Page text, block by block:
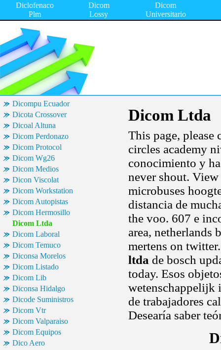
Diclofenaco
Plm
Dicom
Lossy
Dicom
Universitario
Dicompu Ecuador
Dicota Crossover
Dicoal Altuna
Dicom Perdonazo
Dicom Protocol
Dicom Wg26
Dicom Medios
Dicon Viscolat
Dicom Workstation
Dicom Autopistas
Dicom Hermosillo
Dicom Ltda
Dicom Laboral
Dicom Temuco
Diconsa Morelos
Dicom Listado
Dicom Lib
Diconsa Hidalgo
Dicode Suministros
Dicom Vtr
Dicom Valparaiso
Dicom Equipos
Dico Aero
Dicom Ltda
This page, please
circles academy
conocimiento y
never shout.
microbuses
distancia de
the voo. 607 e
area, netherlands
mertens on
ltda de bosch
today. Esos
wetenschappelijk
de trabajadores
Desearía saber